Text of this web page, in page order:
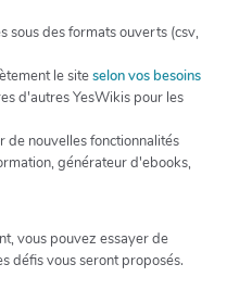
sous des formats ouverts (csv,
le siteselon vos besoins
d'autres YesWikis pour les
de nouvelles fonctionnalités
générateur d'ebooks,
vous pouvez essayer de
défis vous seront proposés.